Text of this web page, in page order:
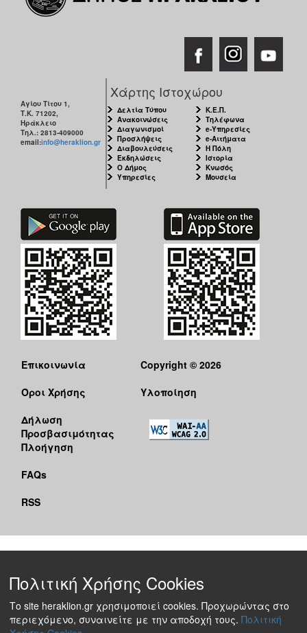
Αγίου Τίτου 1,
Τ.Κ. 71202,
Ηράκλειο
Τηλ.: 2813-409000
email:info@heraklion.gr
Χάρτης Ιστοχώρου
Δελτία Τύπου
Ανακοινώσεις
Διαγωνισμοί
Προσλήψεις
Διαβουλεύσεις
Εκδηλώσεις
Ο Δήμος
Υπηρεσίες
Κ.Ε.Π.
Τηλέφωνα
e-Υπηρεσίες
e-Αιτήματα
Η Πόλη
Ιστορία
Κνωσός
Μουσεία
Επικοινωνία
Όροι Χρήσης
Δήλωση
Προσβασιμότητας
Πλοήγηση
FAQs
RSS
Copyright © 2026
Υλοποίηση
Πολιτική Χρήσης Cookies
Το site heraklion.gr χρησιμοποιεί cookies. Προχωρώντας στο
περιεχόμενο, συναινείτε με την αποδοχή τους. Πολιτική